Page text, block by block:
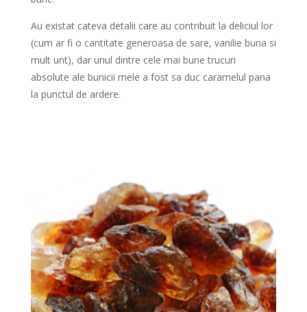
Au existat cateva detalii care au contribuit la deliciul lor
(cum ar fi o cantitate generoasa de sare, vanilie buna si
mult unt), dar unul dintre cele mai bune trucuri
absolute ale bunicii mele a fost sa duc caramelul pana
la punctul de ardere.